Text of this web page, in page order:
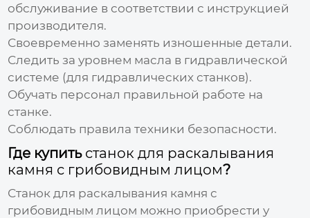
обслуживание в соответствии с инструкцией
производителя.
Своевременно заменять изношенные детали.
Следить за уровнем масла в гидравлической
системе (для гидравлических станков).
Обучать персонал правильной работе на
станке.
Соблюдать правила техники безопасности.
Где купить станок для раскалывания
камня с грибовидным лицом?
Станок для раскалывания камня с
грибовидным лицом можно приобрести у